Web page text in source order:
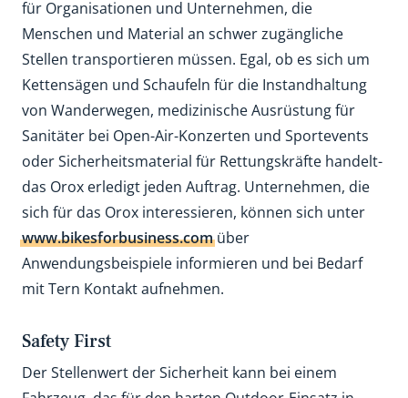
für Organisationen und Unternehmen, die
Menschen und Material an schwer zugängliche
Stellen transportieren müssen. Egal, ob es sich um
Kettensägen und Schaufeln für die Instandhaltung
von Wanderwegen, medizinische Ausrüstung für
Sanitäter bei Open-Air-Konzerten und Sportevents
oder Sicherheitsmaterial für Rettungskräfte handelt-
das Orox erledigt jeden Auftrag. Unternehmen, die
sich für das Orox interessieren, können sich unter
www.bikesforbusiness.comüber
Anwendungsbeispiele informieren und bei Bedarf
mit Tern Kontakt aufnehmen.
Safety First
Der Stellenwert der Sicherheit kann bei einem